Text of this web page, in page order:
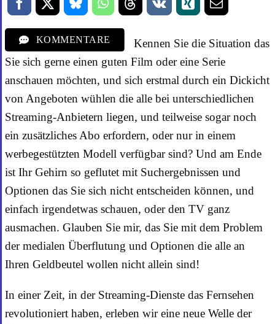
KOMMENTARE
Kennen Sie die Situation das
Sie sich gerne einen guten Film oder eine Serie
anschauen möchten, und sich erstmal durch ein Dickicht
von Angeboten wühlen die alle bei unterschiedlichen
Streaming-Anbietern liegen, und teilweise sogar noch
ein zusätzliches Abo erfordern, oder nur in einem
werbegestützten Modell verfügbar sind? Und am Ende
ist Ihr Gehirn so geflutet mit Suchergebnissen und
Optionen das Sie sich nicht entscheiden können, und
einfach irgendetwas schauen, oder den TV ganz
ausmachen. Glauben Sie mir, das Sie mit dem Problem
der medialen Überflutung und Optionen die alle an
Ihren Geldbeutel wollen nicht allein sind!
In einer Zeit, in der Streaming-Dienste das Fernsehen
revolutioniert haben, erleben wir eine neue Welle der